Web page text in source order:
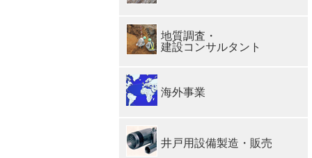
地質調査・
建設コンサルタント
海外事業
井戸用設備製造・販売